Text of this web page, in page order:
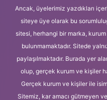
Ancak, üyelerimiz yazdıkları
siteye üye olarak bu
sitesi, herhangi bir marka,
bulunmamaktadır. Sitede
paylaşılmaktadır. Burada yer
olup, gerçek kurum ve kişiler
Gerçek kurum ve kişiler ile
Sitemiz, kar amacı gütmeyen